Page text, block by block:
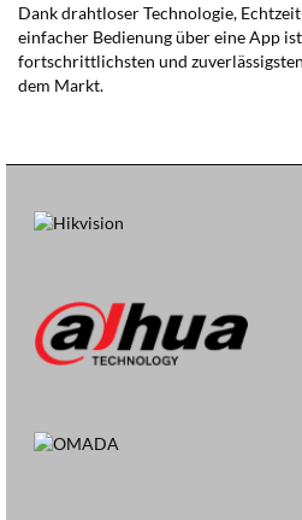
Dank drahtloser Technologie,
einfacher Bedienung über eine App
fortschrittlichsten und
dem Markt.